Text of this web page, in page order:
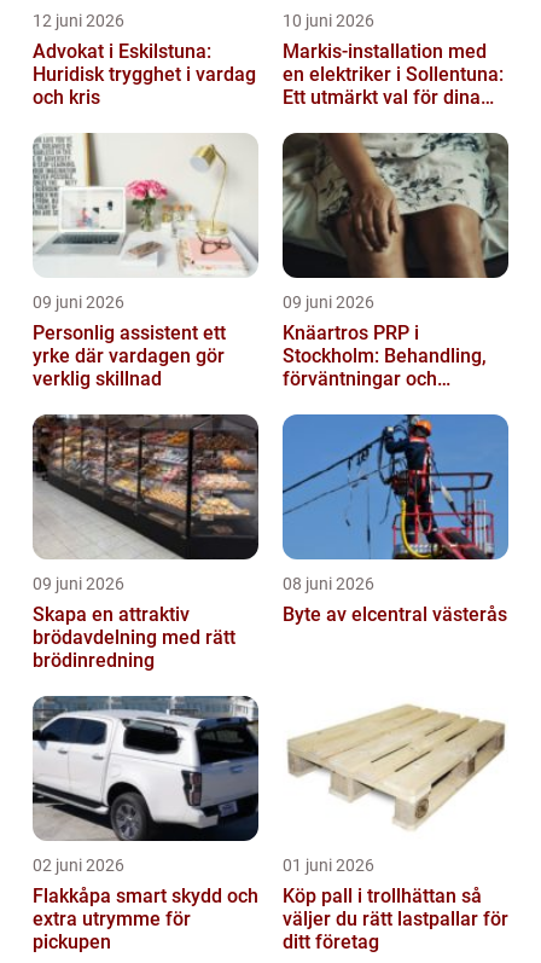
12 juni 2026
Advokat i Eskilstuna:
Huridisk trygghet i vardag
och kris
10 juni 2026
Markis-installation med
en elektriker i Sollentuna:
Ett utmärkt val för dina
09 juni 2026
Personlig assistent ett
yrke där vardagen gör
verklig skillnad
09 juni 2026
Knäartros PRP i
Stockholm: Behandling,
förväntningar och
09 juni 2026
Skapa en attraktiv
brödavdelning med rätt
brödinredning
08 juni 2026
Byte av elcentral västerås
02 juni 2026
Flakkåpa smart skydd och
extra utrymme för
pickupen
01 juni 2026
Köp pall i trollhättan så
väljer du rätt lastpallar för
ditt företag